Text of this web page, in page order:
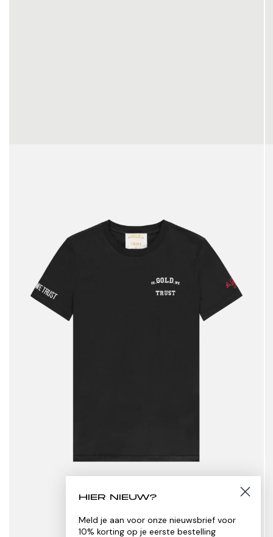
HIER NIEUW?
Meld je aan voor onze nieuwsbrief voor
10% korting op je eerste bestelling